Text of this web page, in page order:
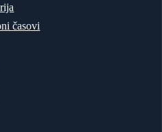
časovi